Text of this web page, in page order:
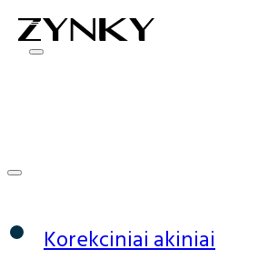
0
Korekciniai akiniai